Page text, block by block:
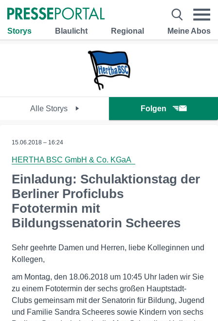
Storys Blaulicht Regional Meine Abos
Alle Storys Folgen
15.06.2018 – 16:24
HERTHA BSC GmbH & Co. KGaA
Einladung: Schulaktionstag der
Berliner Proficlubs
Fototermin mit
Bildungssenatorin Scheeres
Sehr geehrte Damen und Herren, liebe Kolleginnen und
Kollegen,
am Montag, den 18.06.2018 um 10:45 Uhr laden wir Sie
zu einem Fototermin der sechs großen Hauptstadt-
Clubs gemeinsam mit der Senatorin für Bildung, Jugend
und Familie Sandra Scheeres sowie Kindern von sechs